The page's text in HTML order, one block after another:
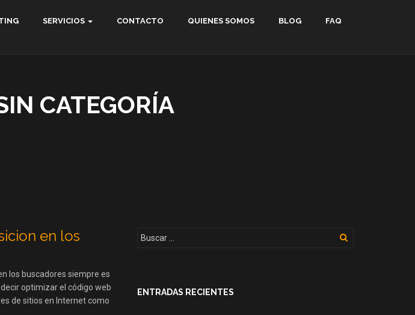
SERVICIOS CONTACTO QUIENES SOMOS BLOG FAQ
CATEGORÍA
en los
los buscadores siempre es
optimizar el código web
de sitios en Internet como
ENTRADAS RECIENTES